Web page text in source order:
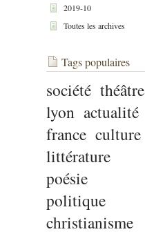
2019-10
Toutes les archives
Tags populaires
société théâtre
lyon actualité
france culture
littérature
poésie
politique
christianisme